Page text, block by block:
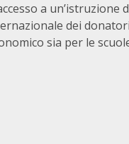
a un’istruzione
dei
sia per le